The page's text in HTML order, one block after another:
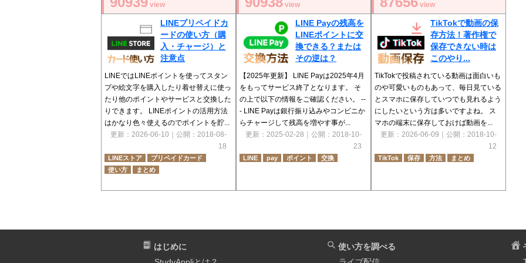
view
LINEプリペイドカ
ードの使い方（購
入・チャージ）と
注意点
LINEではLINEポイントを使ってスタン
プや絵文字を購入したり着せ替えに使っ
たり他のポイントやサービスと交換した
りできます。 LINEポイントの活用方法
はかなり色々使えるのでポイントを貯...
更新： 2026-06-10 ｜公開： 2018-08-
18
LINEストア
プリペイドカード
使い方
まとめ
view
LINE Payの残高を
LINEポイントに交
換できる？または
その逆は？
【2025年更新】 LINE Payは2025年4月
をもってサービス終了となります。 そ
の上で以下の情報をご確認ください。 --
- LINE Payは銀行振り込みやコンビニか
らチャージして残高を増やす事が...
更新： 2025-02-28 ｜公開： 2018-10-
23
LINE pay ポイント 交換
view
TikTokで動画の保
存方法！著作権で
保存できない時は
このやり...
TikTokで投稿されている動画は面白いも
のや可愛いものもあって、毎日見ている
とスマホに保存していつでも見れるよう
にしたいという方は多いですよね。 ス
マホの端末に保存しておけば動画を...
更新： 2026-06-09 ｜公開： 2018-10-
12
TikTok 保存 方法 まとめ
はじめに
使い方を調べる